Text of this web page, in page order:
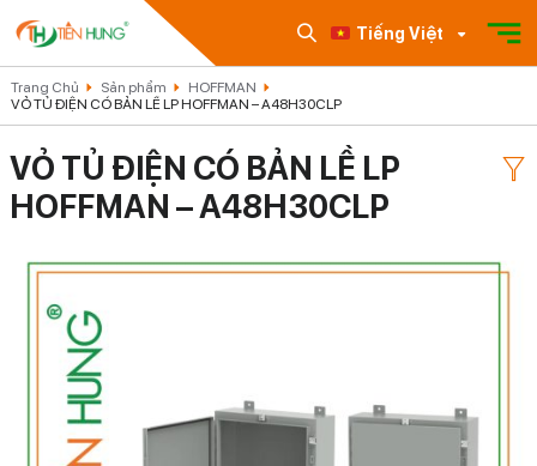
Tiếng Việt
Trang Chủ Sản phẩm
HOFFMAN
VỎ TỦ ĐIỆN CÓ BẢN LỀ LP HOFFMAN – A48H30CLP
VỎ TỦ ĐIỆN CÓ BẢN LỀ LP
HOFFMAN – A48H30CLP